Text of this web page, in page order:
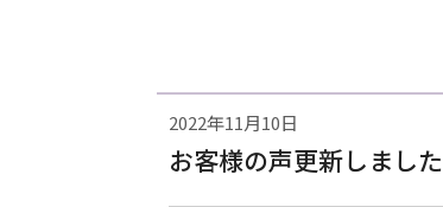
2022年11月10日
お客様の声更新しました